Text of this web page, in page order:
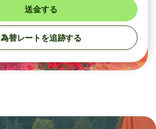
送金する
為替レートを追跡する